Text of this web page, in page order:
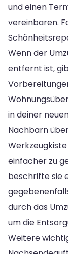
und einen
vereinbaren.
Wenn der
entfernt ist,
in deiner
Nachbarn
einfacher zu
beschrifte sie
durch das
um die
Weitere